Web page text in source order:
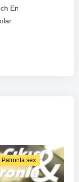
En
Patronla sex